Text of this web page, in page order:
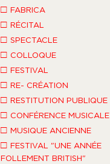
□ FABRICA
□ RÉCITAL
□ SPECTACLE
□ COLLOQUE
□ FESTIVAL
□ RE- CRÉATION
□ RESTITUTION PUBLIQUE
□ CONFÉRENCE MUSICALE
□ MUSIQUE ANCIENNE
□ FESTIVAL "UNE ANNÉE
FOLLEMENT BRITISH"